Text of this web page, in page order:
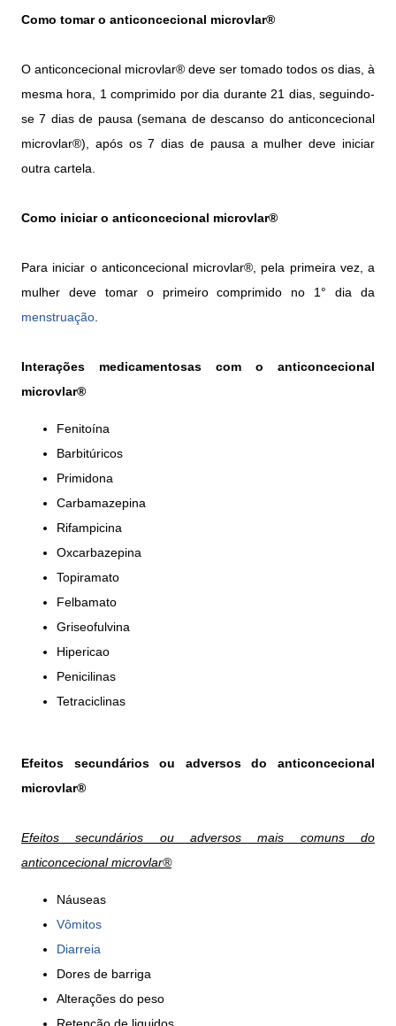
Como tomar o anticoncecional microvlar®
O anticoncecional microvlar® deve ser tomado todos os dias, à
mesma hora, 1 comprimido por dia durante 21 dias, seguindo-
se 7 dias de pausa (semana de descanso do anticoncecional
microvlar®), após os 7 dias de pausa a mulher deve iniciar
outra cartela.
Como iniciar o anticoncecional microvlar®
Para iniciar o anticoncecional microvlar®, pela primeira vez, a
mulher deve tomar o primeiro comprimido no 1° dia da
menstruação
Interações medicamentosas com o anticoncecional
microvlar®
Fenitoína
Barbitúricos
Primidona
Carbamazepina
Rifampicina
Oxcarbazepina
Topiramato
Felbamato
Griseofulvina
Hipericao
Penicilinas
Tetraciclinas
Efeitos secundários ou adversos do anticoncecional
microvlar®
Efeitos secundários ou adversos mais comuns do
anticoncecional microvlar®
Náuseas
Vômitos
Diarreia
Dores de barriga
Alterações do peso